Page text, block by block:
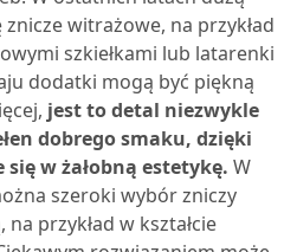
witrażowe, na przykład
szkiełkami lub latarenki
dodatki mogą być piękną
jest to detal niezwykle
dobrego smaku, dzięki
w żałobną estetykę. W
szeroki wybór zniczy
przykład w kształcie